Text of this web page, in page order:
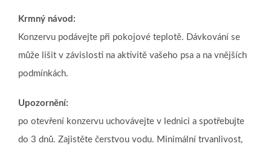
Krmný návod:
Konzervu podávejte při pokojové teplotě. Dávkování se
může lišit v závislosti na aktivitě vašeho psa a na vnějších
podmínkách.
Upozornění:
po otevření konzervu uchovávejte v lednici a spotřebujte
do 3 dnů. Zajistěte čerstvou vodu. Minimální trvanlivost,